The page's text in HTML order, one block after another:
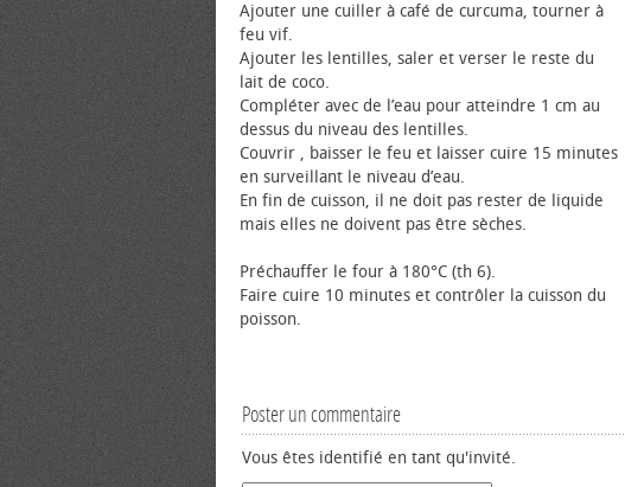
Ajouter une cuiller à café de curcuma, tourner à
feu vif.
Ajouter les lentilles, saler et verser le reste du
lait de coco.
Compléter avec de l’eau pour atteindre 1 cm au
dessus du niveau des lentilles.
Couvrir , baisser le feu et laisser cuire 15 minutes
en surveillant le niveau d’eau.
En fin de cuisson, il ne doit pas rester de liquide
mais elles ne doivent pas être sèches.
Préchauffer le four à 180°C (th 6).
Faire cuire 10 minutes et contrôler la cuisson du
poisson.
Poster un commentaire
Vous êtes identifié en tant qu'invité.